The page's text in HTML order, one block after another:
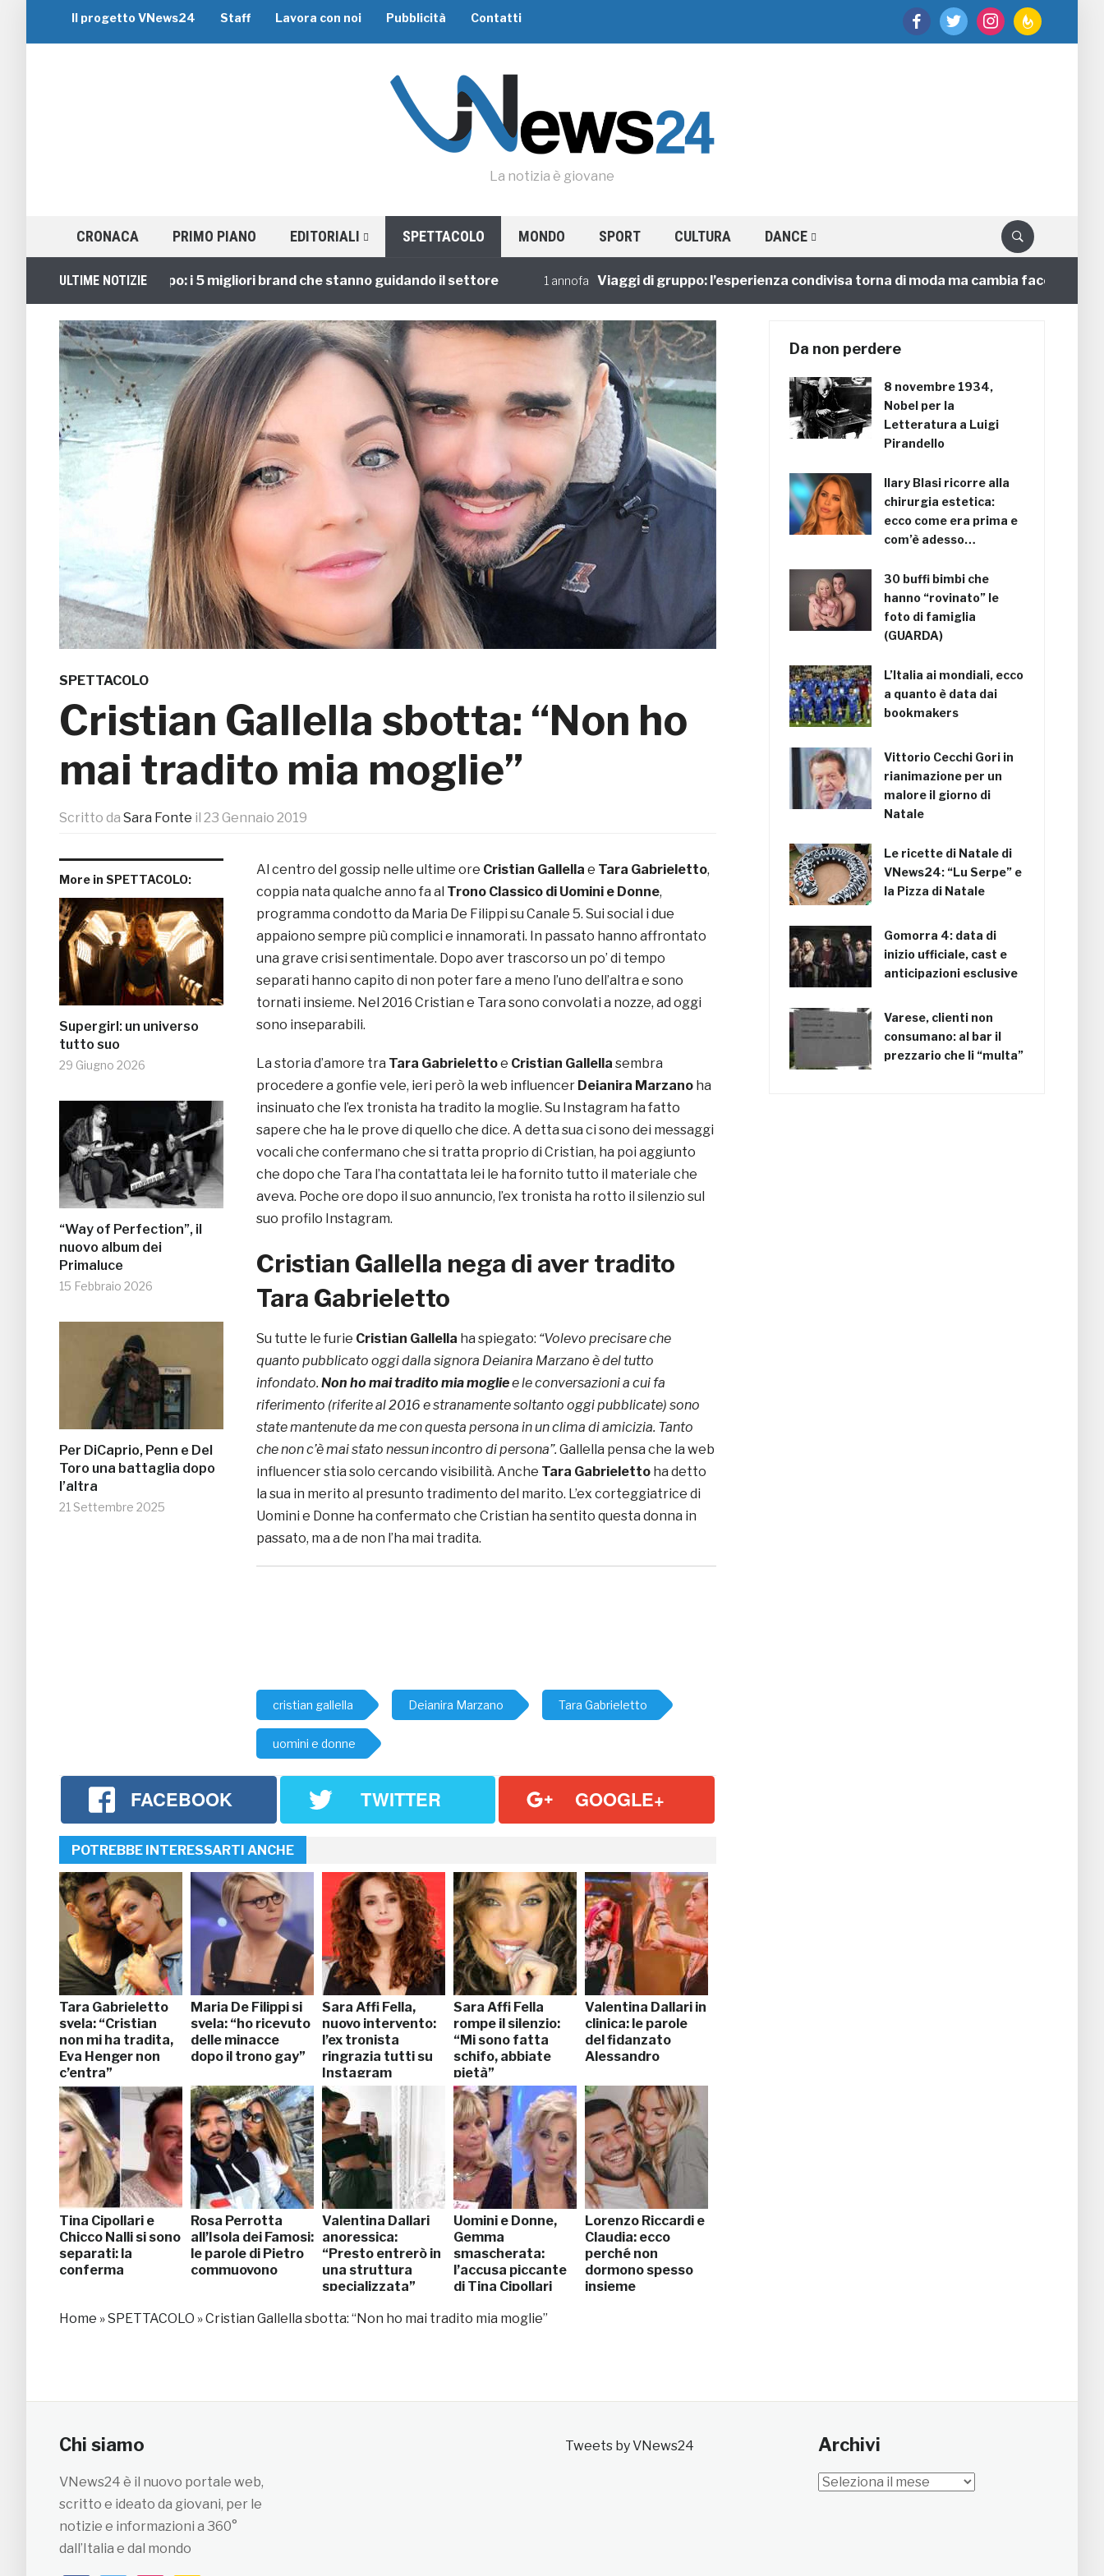
facebooktwitter instagramfeedburner
Il progetto VNews24 Staff Lavora con noi Pubblicità Contatti
La notizia è giovane
CRONACA PRIMO PIANO EDITORIALI SPETTACOLO MONDO SPORT CULTURA DANCE
ULTIME NOTIZIE
Viaggi di Gruppo: i 5 migliori brand che stanno guidando il settore 1 annofa Viaggi di gruppo: l’esperienza condivisa torna di moda ma cambia faccia
SPETTACOLO
Cristian Gallella sbotta: “Non ho
mai tradito mia moglie”
Scritto da Sara Fonte il 23 Gennaio 2019
More in SPETTACOLO:
Supergirl: un universo
tutto suo
29 Giugno 2026
“Way of Perfection”, il
nuovo album dei
Primaluce
15 Febbraio 2026
Per DiCaprio, Penn e Del
Toro una battaglia dopo
l’altra
21 Settembre 2025
Al centro del gossip nelle ultime ore Cristian Gallella e Tara Gabrieletto,
coppia nata qualche anno fa al Trono Classico di Uomini e Donne,
programma condotto da Maria De Filippi su Canale 5. Sui social i due
appaiono sempre più complici e innamorati. In passato hanno affrontato
una grave crisi sentimentale. Dopo aver trascorso un po’ di tempo
separati hanno capito di non poter fare a meno l’uno dell’altra e sono
tornati insieme. Nel 2016 Cristian e Tara sono convolati a nozze, ad oggi
sono inseparabili.
La storia d’amore tra Tara Gabrielettoe Cristian Gallella sembra
procedere a gonfie vele, ieri però la web influencer Deianira Marzano ha
insinuato che l’ex tronista ha tradito la moglie. Su Instagram ha fatto
sapere che ha le prove di quello che dice. A detta sua ci sono dei messaggi
vocali che confermano che si tratta proprio di Cristian, ha poi aggiunto
che dopo che Tara l’ha contattata lei le ha fornito tutto il materiale che
aveva. Poche ore dopo il suo annuncio, l’ex tronista ha rotto il silenzio sul
suo profilo Instagram.
Cristian Gallella nega di aver tradito
Tara Gabrieletto
Su tutte le furie Cristian Gallella ha spiegato: “Volevo precisare che
quanto pubblicato oggi dalla signora Deianira Marzano è del tutto
infondato. Non ho mai tradito mia mogliee le conversazioni a cui fa
riferimento (riferite al 2016 e stranamente soltanto oggi pubblicate) sono
state mantenute da me con questa persona in un clima di amicizia. Tanto
che non c’è mai stato nessun incontro di persona”. Gallella pensa che la web
influencer stia solo cercando visibilità. Anche Tara Gabrieletto ha detto
la sua in merito al presunto tradimento del marito. L’ex corteggiatrice di
Uomini e Donne ha confermato che Cristian ha sentito questa donna in
passato, ma a de non l’ha mai tradita.
cristian gallella Deianira Marzano Tara Gabrieletto
uomini e donne
FACEBOOK TWITTER GOOGLE+
POTREBBE INTERESSARTI ANCHE
Tara Gabrieletto
svela: “Cristian
non mi ha tradita,
Eva Henger non
c’entra”
Maria De Filippi si
svela: “ho ricevuto
delle minacce
dopo il trono gay”
Sara Affi Fella,
nuovo intervento:
l’ex tronista
ringrazia tutti su
Instagram
Sara Affi Fella
rompe il silenzio:
“Mi sono fatta
schifo, abbiate
pietà”
Valentina Dallari in
clinica: le parole
del fidanzato
Alessandro
Tina Cipollari e
Chicco Nalli si sono
separati: la
conferma
Rosa Perrotta
all’Isola dei Famosi:
le parole di Pietro
commuovono
Valentina Dallari
anoressica:
“Presto entrerò in
una struttura
specializzata”
Uomini e Donne,
Gemma
smascherata:
l’accusa piccante
di Tina Cipollari
Lorenzo Riccardi e
Claudia: ecco
perché non
dormono spesso
insieme
Home »SPETTACOLO »Cristian Gallella sbotta: “Non ho mai tradito mia moglie”
Da non perdere
8 novembre 1934,
Nobel per la
Letteratura a Luigi
Pirandello
Ilary Blasi ricorre alla
chirurgia estetica:
ecco come era prima e
com’è adesso…
30 buffi bimbi che
hanno “rovinato” le
foto di famiglia
(GUARDA)
L’Italia ai mondiali, ecco
a quanto è data dai
bookmakers
Vittorio Cecchi Gori in
rianimazione per un
malore il giorno di
Natale
Le ricette di Natale di
VNews24: “Lu Serpe” e
la Pizza di Natale
Gomorra 4: data di
inizio ufficiale, cast e
anticipazioni esclusive
Varese, clienti non
consumano: al bar il
prezzario che li “multa”
Chi siamo
VNews24 è il nuovo portale web,
scritto e ideato da giovani, per le
notizie e informazioni a 360°
dall’Italia e dal mondo
Tweets by VNews24 Archivi
Archivi